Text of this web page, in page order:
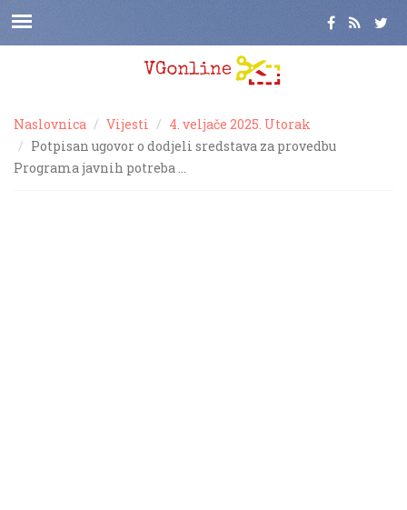
Naslovnica Vijesti
4. veljače 2025. Utorak
Potpisan ugovor o dodjeli sredstava za provedbu
Programa javnih potreba …